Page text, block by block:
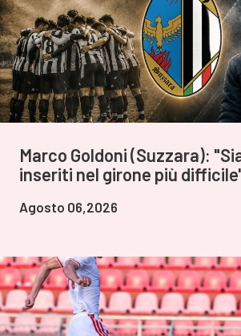
Marco Goldoni (Suzzara):
inseriti nel girone più
Agosto 06,2026